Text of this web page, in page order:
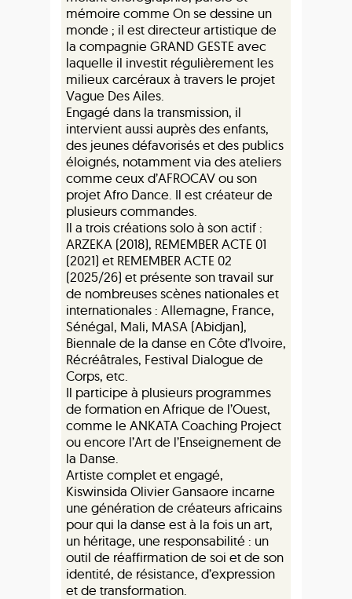
mémoire comme On se dessine un
monde ; il est directeur artistique de
la compagnie GRAND GESTE avec
laquelle il investit régulièrement les
milieux carcéraux à travers le projet
Vague Des Ailes.
Engagé dans la transmission, il
intervient aussi auprès des enfants,
des jeunes défavorisés et des publics
éloignés, notamment via des ateliers
comme ceux d’AFROCAV ou son
projet Afro Dance. Il est créateur de
plusieurs commandes.
Il a trois créations solo à son actif :
ARZEKA (2018), REMEMBER ACTE 01
(2021) et REMEMBER ACTE 02
(2025/26) et présente son travail sur
de nombreuses scènes nationales et
internationales : Allemagne, France,
Sénégal, Mali, MASA (Abidjan),
Biennale de la danse en Côte d’Ivoire,
Récréâtrales, Festival Dialogue de
Corps, etc.
Il participe à plusieurs programmes
de formation en Afrique de l’Ouest,
comme le ANKATA Coaching Project
ou encore l’Art de l’Enseignement de
la Danse.
Artiste complet et engagé,
Kiswinsida Olivier Gansaore incarne
une génération de créateurs africains
pour qui la danse est à la fois un art,
un héritage, une responsabilité : un
outil de réaffirmation de soi et de son
identité, de résistance, d’expression
et de transformation.